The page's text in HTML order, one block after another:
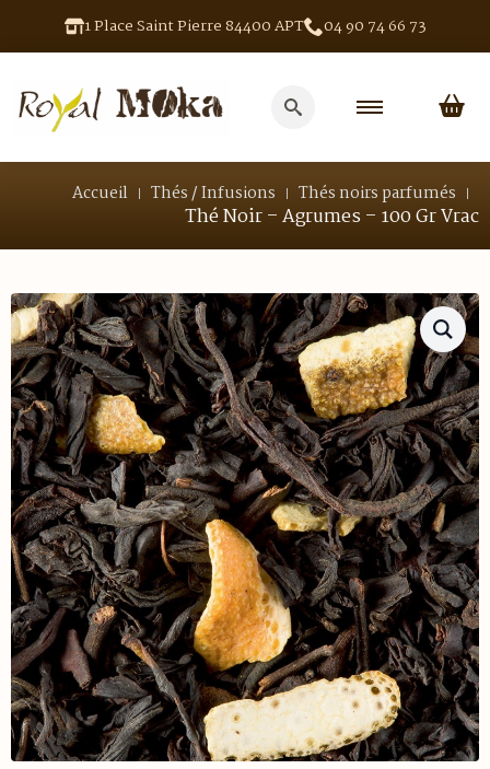
1 Place Saint Pierre 84400 APT 04 90 74 66 73
for:
Accueil Thés / Infusions Thés noirs parfumés
Thé Noir – Agrumes – 100 Gr Vrac